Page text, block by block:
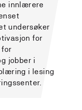
innlærere
undersøker
for
jobber i
i lesing